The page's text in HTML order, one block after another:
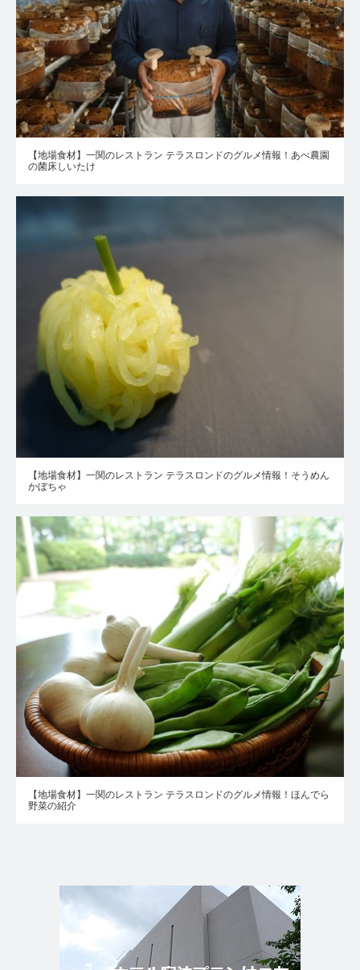
【地場食材】一関のレストラン テラスロンドのグルメ情報！あべ農園
の菌床しいたけ
【地場食材】一関のレストラン テラスロンドのグルメ情報！そうめん
かぼちゃ
【地場食材】一関のレストラン テラスロンドのグルメ情報！ほんでら
野菜の紹介